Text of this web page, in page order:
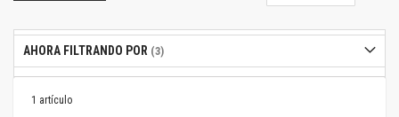
1 artículo
AHORA FILTRANDO POR